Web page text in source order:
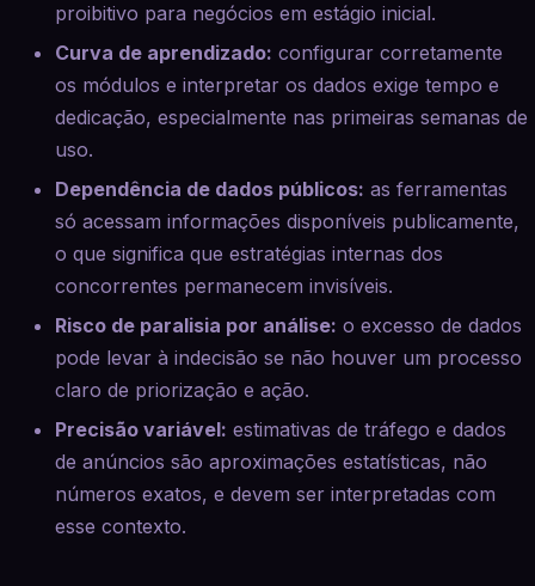
proibitivo para negócios em estágio inicial.
Curva de aprendizado: configurar corretamente
os módulos e interpretar os dados exige tempo e
dedicação, especialmente nas primeiras semanas de
uso.
Dependência de dados públicos: as ferramentas
só acessam informações disponíveis publicamente,
o que significa que estratégias internas dos
concorrentes permanecem invisíveis.
Risco de paralisia por análise: o excesso de dados
pode levar à indecisão se não houver um processo
claro de priorização e ação.
Precisão variável: estimativas de tráfego e dados
de anúncios são aproximações estatísticas, não
números exatos, e devem ser interpretadas com
esse contexto.